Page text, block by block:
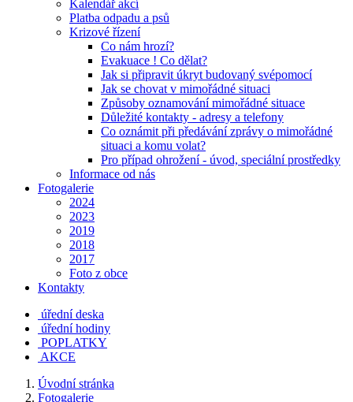
Kalendář akcí
Platba odpadu a psů
Krizové řízení
Co nám hrozí?
Evakuace ! Co dělat?
Jak si připravit úkryt budovaný svépomocí
Jak se chovat v mimořádné situaci
Způsoby oznamování mimořádné situace
Důležité kontakty - adresy a telefony
Co oznámit při předávání zprávy o mimořádné
situaci a komu volat?
Pro případ ohrožení - úvod, speciální prostředky
Informace od nás
Fotogalerie
2024
2023
2019
2018
2017
Foto z obce
Kontakty
úřední deska
úřední hodiny
POPLATKY
AKCE
Úvodní stránka
Fotogalerie